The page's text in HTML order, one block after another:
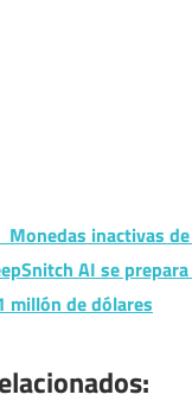
Monedas inactivas
AI se
millón de dólares